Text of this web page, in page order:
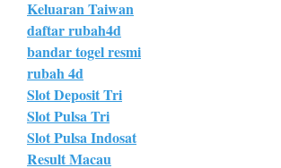
Keluaran Taiwan
daftar rubah4d
bandar togel resmi
rubah 4d
Slot Deposit Tri
Slot Pulsa Tri
Slot Pulsa Indosat
Result Macau